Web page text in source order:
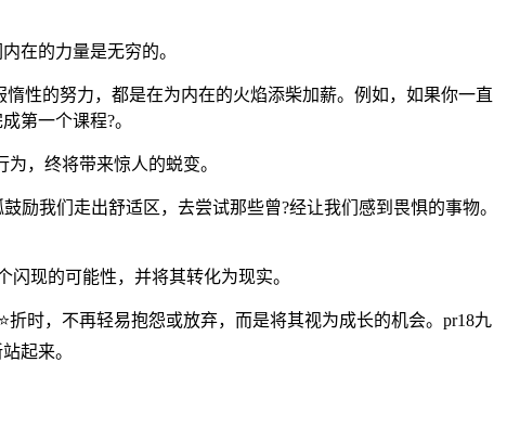
在的力量是无穷的。
性的努力，都是在为内在的火焰添柴加薪。例如，如果你一直
第一个课程?。
，终将带来惊人的蜕变。
励我们走出舒适区，去尝试那些曾?经让我们感到畏惧的事物。
现的可能性，并将其转化为现实。
时，不再轻易抱怨或放弃，而是将其视为成长的机会。pr18九
起来。